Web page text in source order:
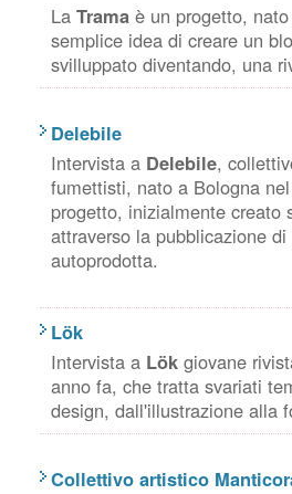
La Trama è un progetto,
semplice idea di creare un
svilluppato diventando, una
Delebile
Intervista a Delebile,
fumettisti, nato a Bologna
progetto, inizialmente creato
attraverso la pubblicazione
autoprodotta.
Lök
Intervista a Lök giovane
anno fa, che tratta svariati
design, dall'illustrazione alla
Collettivo artistico